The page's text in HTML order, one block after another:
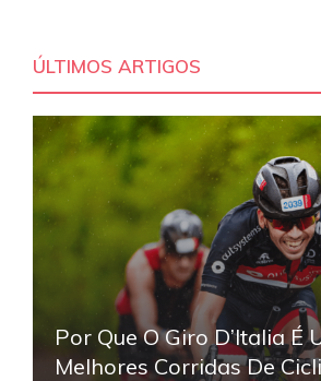
ÚLTIMOS ARTIGOS
Por Que O Giro D’Italia É
Melhores Corridas De